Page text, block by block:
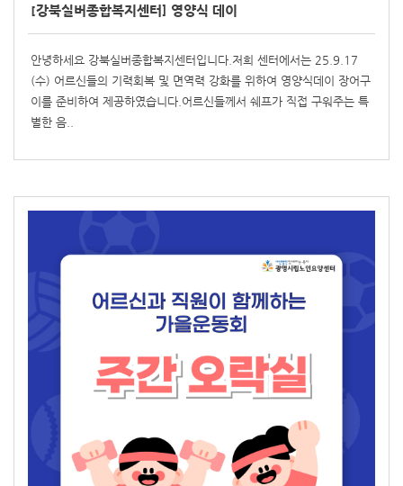
[강북실버종합복지센터] 영양식 데이
안녕하세요 강북실버종합복지센터입니다.저희 센터에서는 25.9.17
(수) 어르신들의 기력회복 및 면역력 강화를 위하여 영양식데이 장어구
이를 준비하여 제공하였습니다.어르신들께서 쉐프가 직접 구워주는 특
별한 음..